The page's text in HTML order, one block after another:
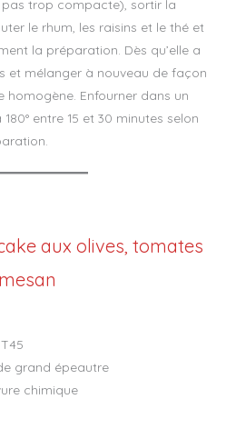
trop compacte), sortir la
le rhum, les raisins et le thé et
la préparation. Dès qu’elle a
et mélanger à nouveau de façon
homogène. Enfourner dans un
entre 15 et 30 minutes selon
aux olives, tomates
grand épeautre
chimique